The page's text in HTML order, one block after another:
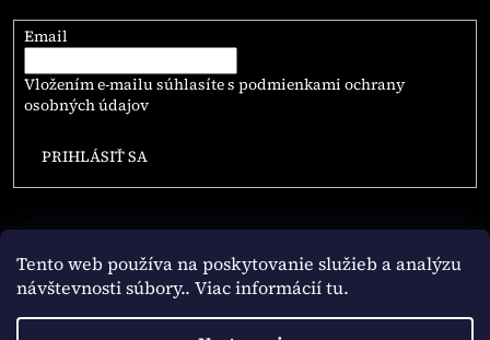
Tento web používa na poskytovanie služieb a analýzu
návštevnosti súbory.. Viac informácií tu.
Email
Vložením e-mailu súhlasíte s podmienkami ochrany
osobných údajov
PRIHLÁSIŤ SA